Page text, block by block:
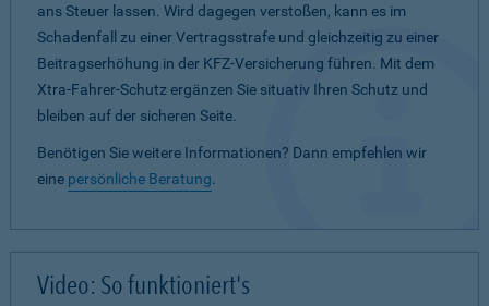
ans Steuer lassen. Wird dagegen verstoßen, kann es im
Schadenfall zu einer Vertragsstrafe und gleichzeitig zu einer
Beitragserhöhung in der KFZ-Versicherung führen. Mit dem
Xtra-Fahrer-Schutz ergänzen Sie situativ Ihren Schutz und
bleiben auf der sicheren Seite.
Benötigen Sie weitere Informationen? Dann empfehlen wir
eine persönliche Beratung.
Video: So funktioniert's